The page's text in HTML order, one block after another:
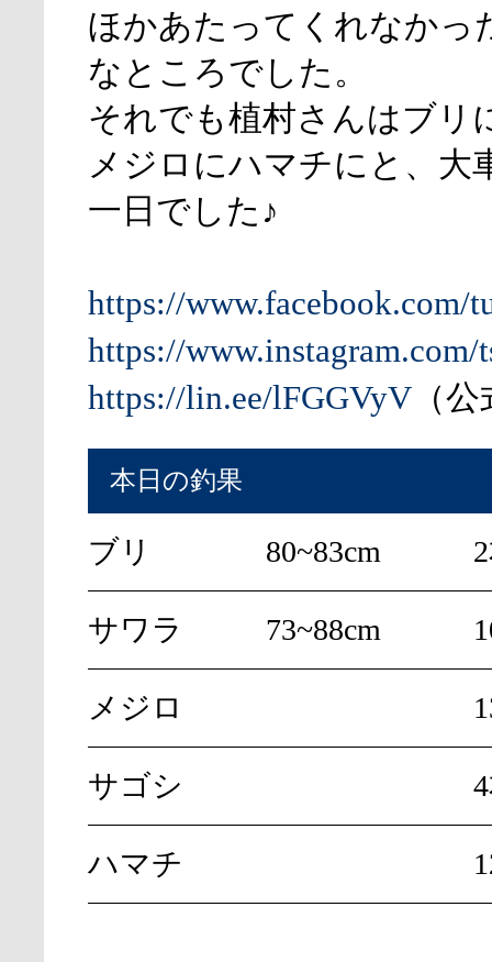
ほかあたってくれなかっ
なところでした。
それでも植村さんはブリ
メジロにハマチにと、大
一日でした♪
https://www.facebook.com/
https://www.instagram.com/
https://lin.ee/lFGGVyV （
本日の釣果
ブリ 80~83cm
サワラ 73~88cm
メジロ
サゴシ
ハマチ